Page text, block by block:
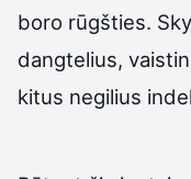
boro rūgšties.
dangtelius,
kitus negilius